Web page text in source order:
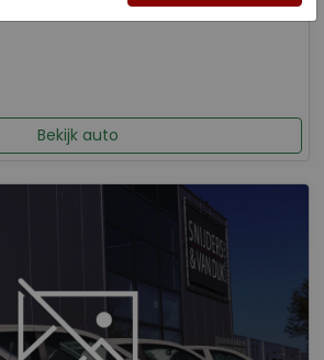
Bekijk auto